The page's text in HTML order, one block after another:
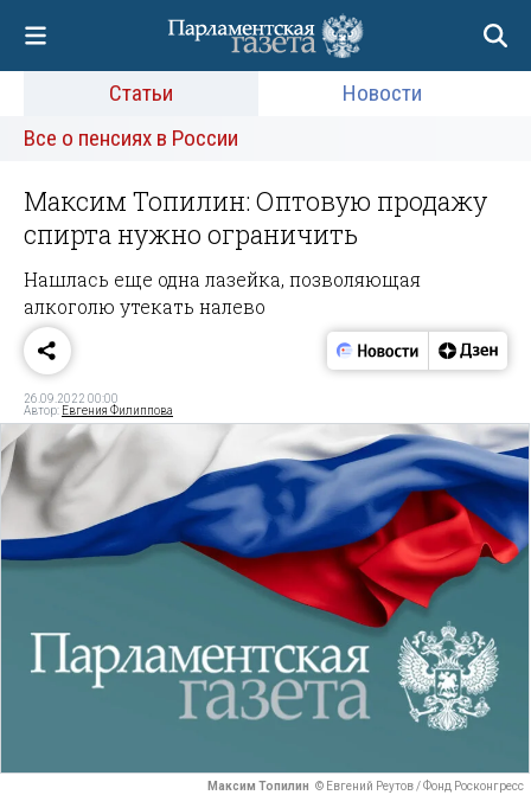
Статьи
Новости
Все о пенсиях в России
Максим Топилин: Оптовую продажу
спирта нужно ограничить
Нашлась еще одна лазейка, позволяющая
алкоголю утекать налево
26.09.2022 00:00
Автор: Евгения Филиппова
Максим Топилин © Евгений Реутов / Фонд Росконгресс